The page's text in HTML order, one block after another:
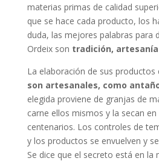
materias primas de calidad
que se hace cada producto, los
duda, las mejores palabras para
Ordeix son tradición,
La elaboración de sus productos
son artesanales, como
elegida proviene de granjas de
carne ellos mismos y la secan
centenarios. Los controles de
y los productos se envuelven y
Se dice que el secreto está en la